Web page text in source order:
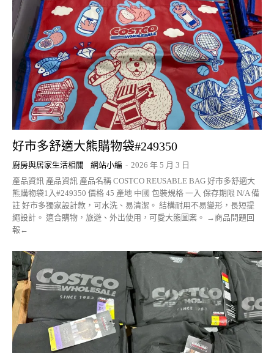
好市多舒適大熊購物袋#249350
廚房與居家生活相關 網站小編 - 2026 年 5 月 3 日
產品資訊 產品資訊 產品名稱 COSTCO REUSABLE BAG 好市多舒適大
熊購物袋1入#249350 價格 45 產地 中國 包裝規格 一入 保存期限 N/A 備
註 好市多獨家設計款，可水洗、易清潔。 結構耐用不易變形，長短提
繩設計。 適合購物，旅遊、外出使用，可愛大熊圖案。 →商品問題回
報←